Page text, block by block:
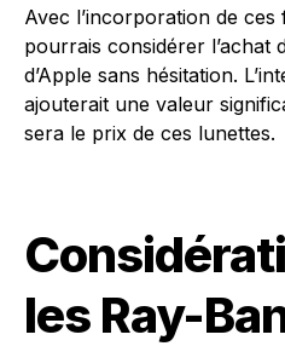
Avec l’incorporation de
pourrais considérer l’achat
d’Apple sans hésitation.
ajouterait une valeur
sera le prix de ces lunettes.
les Ray-